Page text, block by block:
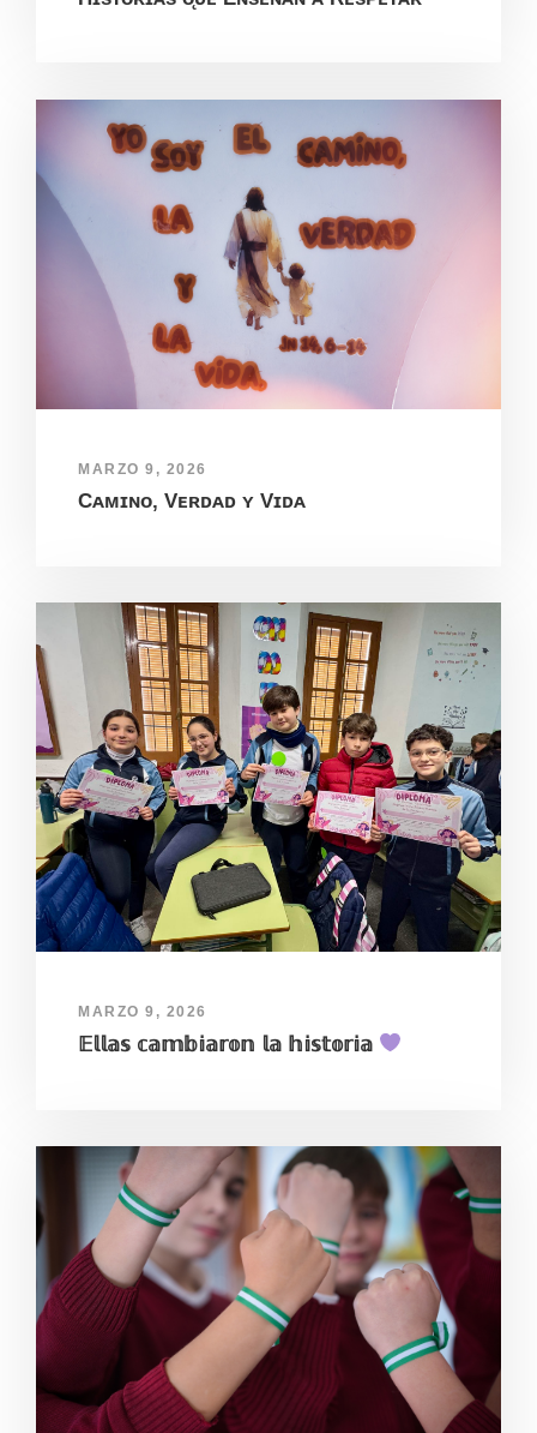
MARZO 9, 2026
Cᴀᴍɪɴᴏ, Vᴇʀᴅᴀᴅ ʏ Vɪᴅᴀ
MARZO 9, 2026
𝔼𝕝𝕝𝕒𝕤 𝕔𝕒𝕞𝕓𝕚𝕒𝕣𝕠𝕟 𝕝𝕒 𝕙𝕚𝕤𝕥𝕠𝕣𝕚𝕒